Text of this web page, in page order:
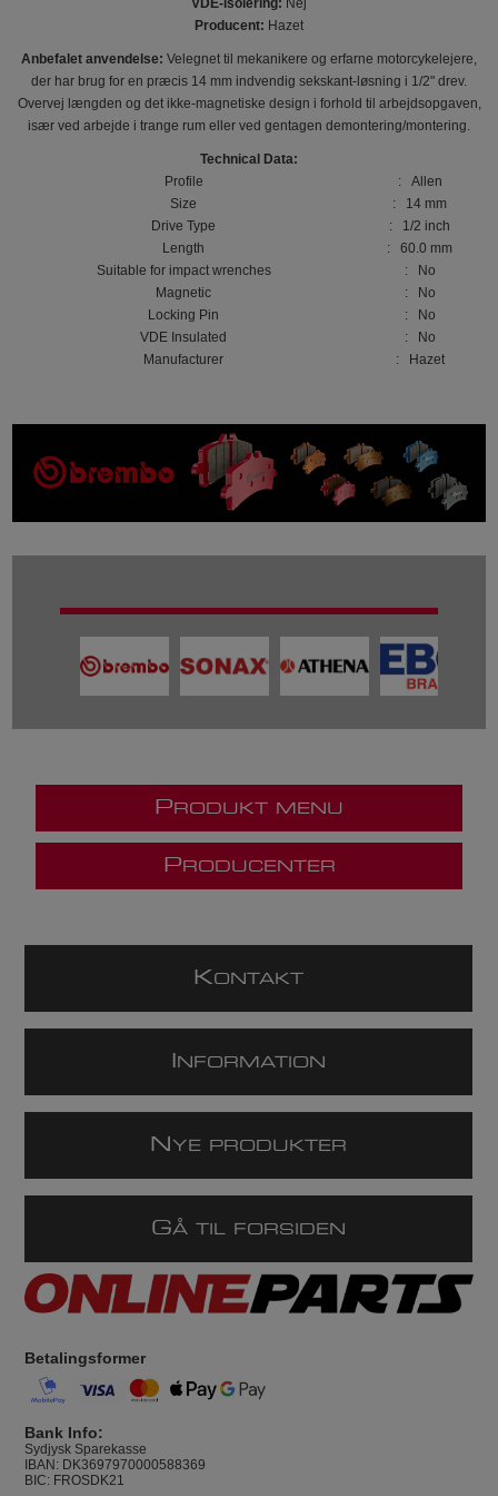
Producent: Hazet
Anbefalet anvendelse: Velegnet til mekanikere og erfarne motorcykelejere,
der har brug for en præcis 14 mm indvendig sekskant-løsning i 1/2" drev.
Overvej længden og det ikke-magnetiske design i forhold til arbejdsopgaven,
især ved arbejde i trange rum eller ved gentagen demontering/montering.
Technical Data:
Profile
: Allen
Size
: 14 mm
Drive Type
: 1/2 inch
Length
: 60.0 mm
Suitable for impact wrenches
: No
Magnetic
: No
Locking Pin
: No
VDE Insulated
: No
Manufacturer
: Hazet
P RODUKT MENU
P RODUCENTER
KONTAKT
NFORMATION
N YE PRODUKTER
GÅ TIL FORSIDEN
Betalingsformer
Bank Info:
Sydjysk Sparekasse
IBAN: DK3697970000588369
BIC: FROSDK21